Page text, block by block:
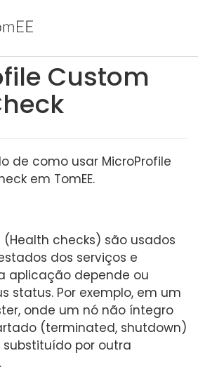
Custom
de como usar MicroProfile
em TomEE.
(Health checks) são usados
dos serviços e
aplicação depende ou
status. Por exemplo, em um
onde um nó não íntegro
(terminated, shutdown)
por outra